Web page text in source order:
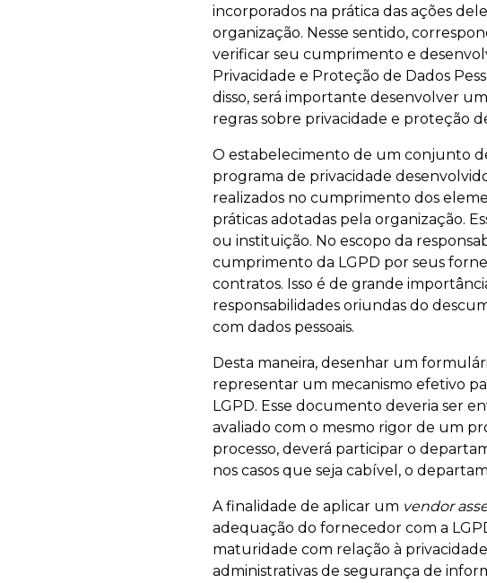
incorporados na prática das ações
organização. Nesse sentido,
verificar seu cumprimento e
Privacidade e Proteção de Dados
disso, será importante desenvolver
regras sobre privacidade e proteção
O estabelecimento de um conjunto
programa de privacidade
realizados no cumprimento dos
práticas adotadas pela organização.
ou instituição. No escopo da
cumprimento da LGPD por seus
contratos. Isso é de grande
responsabilidades oriundas do
com dados pessoais.
Desta maneira, desenhar um
representar um mecanismo efetivo
LGPD. Esse documento deveria ser
avaliado com o mesmo rigor de um
processo, deverá participar o
nos casos que seja cabível, o
A finalidade de aplicar um vendor
adequação do fornecedor com a
maturidade com relação à
administrativas de segurança de